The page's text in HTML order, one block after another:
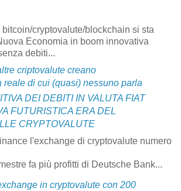
cryptovalute/blockchain si sta
Economia in boom innovativa
debiti...
criptovalute creano
reale di cui (quasi) nessuno parla
DEI DEBITI IN VALUTA FIAT
FUTURISTICA ERA DEL
CRYPTOVALUTE
l'exchange di cryptovalute numero
fa più profitti di Deutsche Bank...
in cryptovalute con 200